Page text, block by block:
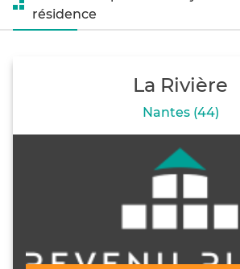
résidence
La Rivière
Nantes (44)